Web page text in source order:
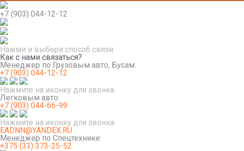
+7 (903) 044-12-12
Нажми и выбери способ связи
Как с нами связаться?
Менеджер по Грузовым авто, Бусам:
+7 (903) 044-12-12
Нажмите на иконку для звонка
Легковым авто:
+7 (903) 044-66-99
Нажмите на иконку для звонка
EADNN@YANDEX.RU
Менеджер по Спецтехнике:
+375 (33) 373-25-52